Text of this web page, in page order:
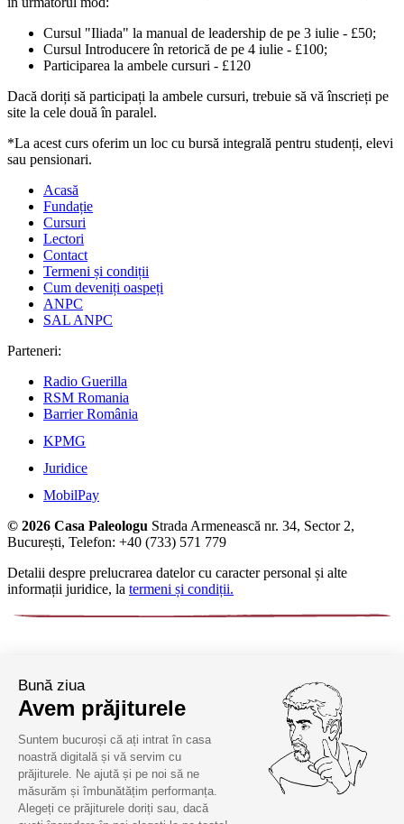
Cursul "Iliada" la manual de leadership de pe 3 iulie - £50;
Cursul Introducere în retorică de pe 4 iulie - £100;
Participarea la ambele cursuri - £120
Dacă doriți să participați la ambele cursuri, trebuie să vă înscrieți pe
site la cele două în paralel.
*La acest curs oferim un loc cu bursă integrală pentru studenți, elevi
sau pensionari.
Acasă
Fundație
Cursuri
Lectori
Contact
Termeni și condiții
Cum deveniți oaspeți
ANPC
SAL ANPC
Parteneri:
Radio Guerilla
RSM Romania
Barrier România
KPMG
Juridice
MobilPay
© 2026 Casa Paleologu Strada Armenească nr. 34, Sector 2,
București, Telefon: +40 (733) 571 779
Detalii despre prelucrarea datelor cu caracter personal și alte
informații juridice, la termeni și condiții.
Bună ziua
Avem prăjiturele
Suntem bucuroși că ați intrat în casa
noastră digitală și vă servim cu
prăjiturele. Ne ajută și pe noi să ne
măsurăm și îmbunătățim performanța.
Alegeți ce prăjiturele doriți sau, dacă